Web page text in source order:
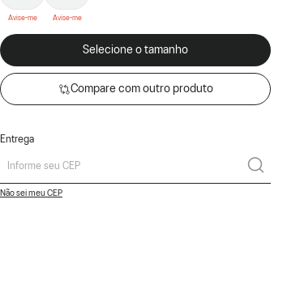
Selecione o tamanho
Compare com outro produto
Entrega
Não sei meu CEP